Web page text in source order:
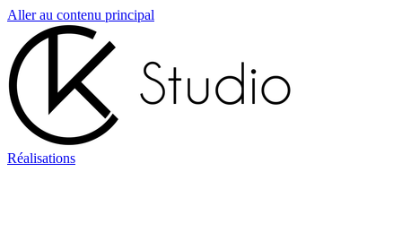
Aller au contenu principal
Réalisations